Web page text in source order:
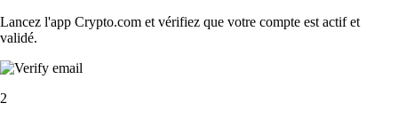
Lancez l'app Crypto.com et vérifiez que votre compte est actif et
validé.
2